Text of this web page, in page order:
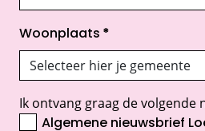
Woonplaats *
Ik ontvang graag de volgende
Algemene nieuwsbrief